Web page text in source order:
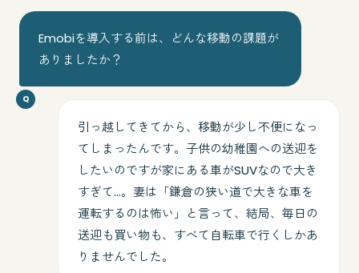
Emobiを導入する前は、どんな移動の課題が
ありましたか？
引っ越してきてから、移動が少し不便になっ
てしまったんです。子供の幼稚園への送迎を
したいのですが家にある車がSUVなので大き
すぎて…。妻は「鎌倉の狭い道で大きな車を
運転するのは怖い」と言って、結局、毎日の
送迎も買い物も、すべて自転車で行くしかあ
りませんでした。